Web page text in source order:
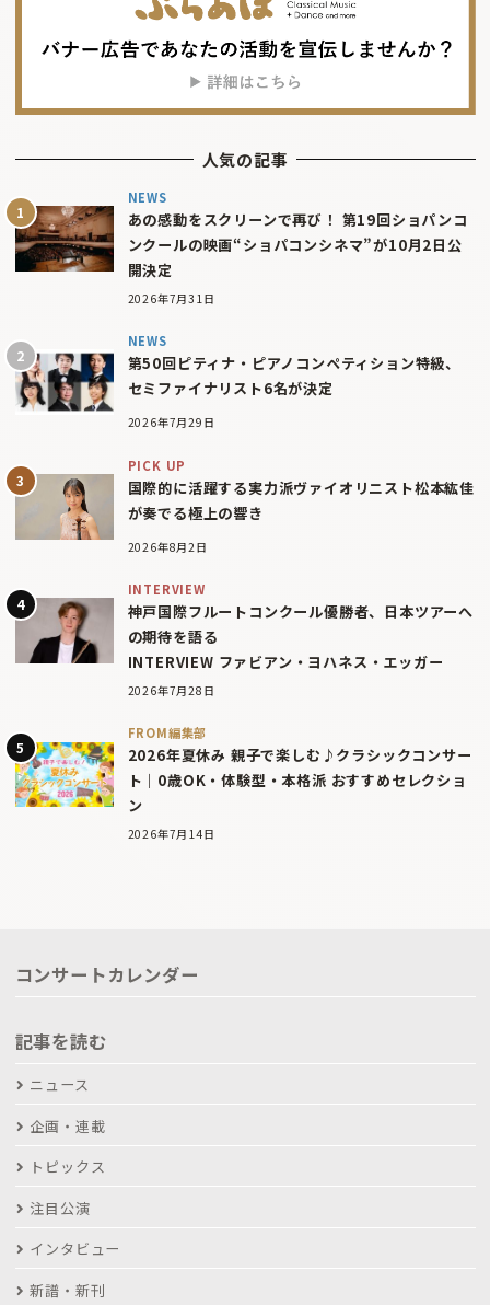
人気の記事
NEWS
あの感動をスクリーンで再び！ 第19回ショパンコ
ンクールの映画“ショパコンシネマ”が10月2日公
開決定
2026年7月31日
NEWS
第50回ピティナ・ピアノコンペティション特級、
セミファイナリスト6名が決定
2026年7月29日
PICK UP
国際的に活躍する実力派ヴァイオリニスト松本紘佳
が奏でる極上の響き
2026年8月2日
INTERVIEW
神戸国際フルートコンクール優勝者、日本ツアーへ
の期待を語る
INTERVIEW ファビアン・ヨハネス・エッガー
2026年7月28日
FROM編集部
2026年夏休み 親子で楽しむ♪クラシックコンサー
ト｜0歳OK・体験型・本格派 おすすめセレクショ
ン
2026年7月14日
コンサートカレンダー
記事を読む
ニュース
企画・連載
トピックス
注目公演
インタビュー
新譜・新刊